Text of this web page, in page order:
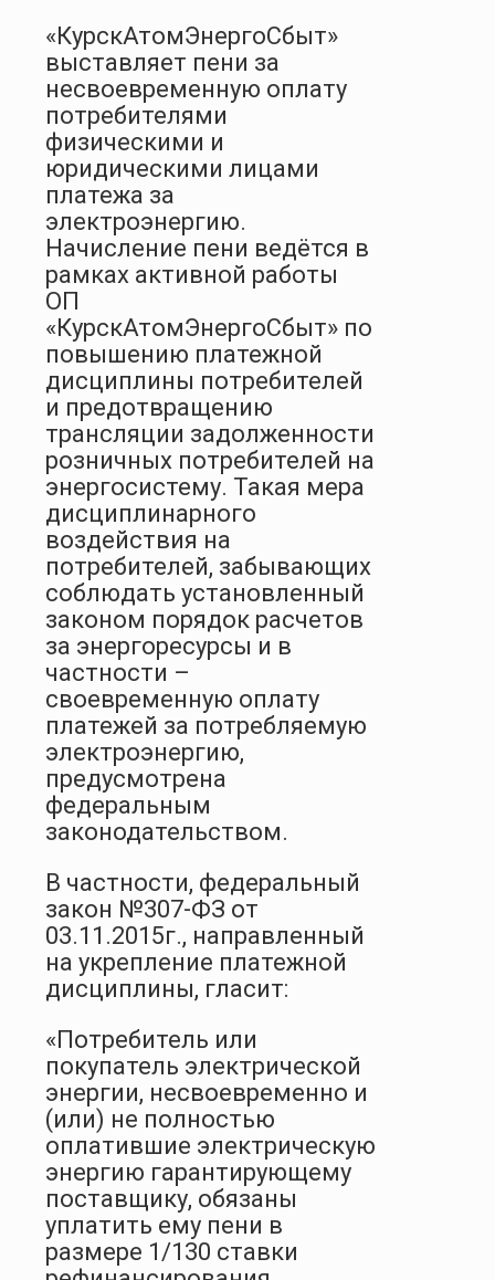
«КурскАтомЭнергоСбыт»
выставляет пени за
несвоевременную оплату
потребителями
физическими и
юридическими лицами
платежа за
электроэнергию.
Начисление пени ведётся в
рамках активной работы
ОП
«КурскАтомЭнергоСбыт» по
повышению платежной
дисциплины потребителей
и предотвращению
трансляции задолженности
розничных потребителей на
энергосистему. Такая мера
дисциплинарного
воздействия на
потребителей, забывающих
соблюдать установленный
законом порядок расчетов
за энергоресурсы и в
частности –
своевременную оплату
платежей за потребляемую
электроэнергию,
предусмотрена
федеральным
законодательством.
В частности, федеральный
закон №307-ФЗ от
03.11.2015г., направленный
на укрепление платежной
дисциплины, гласит:
«Потребитель или
покупатель электрической
энергии, несвоевременно и
(или) не полностью
оплатившие электрическую
энергию гарантирующему
поставщику, обязаны
уплатить ему пени в
размере 1/130 ставки